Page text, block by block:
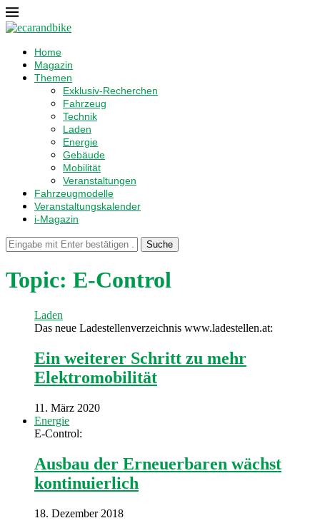
Home
Magazin
Themen
Exklusiv-Recherchen
Fahrzeug
Technik
Laden
Energie
Gebäude
Mobilität
Veranstaltungen
Fahrzeugmodelle
Veranstaltungskalender
i-Magazin
Suche
Topic: E-Control
Laden
Das neue Ladestellenverzeichnis www.ladestellen.at:
Ein weiterer Schritt zu mehr
Elektromobilität
11. März 2020
Energie
E-Control:
Ausbau der Erneuerbaren wächst
kontinuierlich
18. Dezember 2018